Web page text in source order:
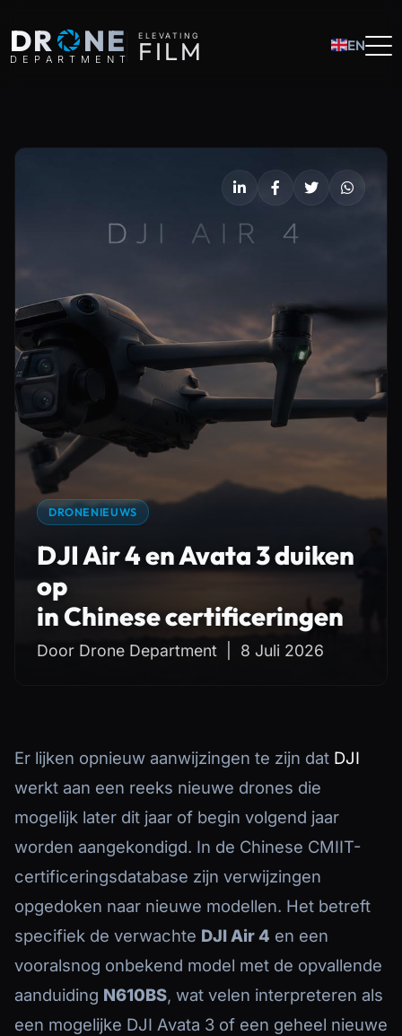
DRONE
D E P A R T M E N T
ELEVATING
FI LM EN
DRONENIEUWS
DJI Air 4 en Avata 3 duiken
op
in Chinese certificeringen
Door Drone Department | 8 Juli 2026
Er lijken opnieuw aanwijzingen te zijn dat DJI
werkt aan een reeks nieuwe drones die
mogelijk later dit jaar of begin volgend jaar
worden aangekondigd. In de Chinese CMIIT-
certificeringsdatabase zijn verwijzingen
opgedoken naar nieuwe modellen. Het betreft
specifiek de verwachte DJI Air 4 en een
vooralsnog onbekend model met de opvallende
aanduiding N610BS, wat velen interpreteren als
een mogelijke DJI Avata 3 of een geheel nieuwe